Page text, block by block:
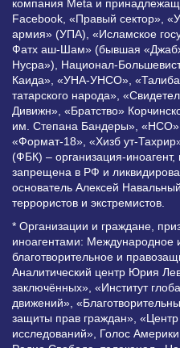
компания Meta и
Facebook, «Правый сектор»,
армия» (УПА), «Исламское
Фатх аш-Шам» (бывшая
Нусра»), Национал-
Каида», «УНА-УНСО»,
татарского народа»,
Дивижн», «Братство»
им. Степана Бандеры»,
«Формат-18», «Хизб ут-
(ФБК) – организация-иноагент,
запрещена в РФ и
основатель Алексей
террористов и экстремистов.
* Организации и граждане,
иноагентами: Международное
благотворительное и
Аналитический центр Юрия
заключённых», «Институт
движений»,
защиты прав граждан»,
исследований», Голос